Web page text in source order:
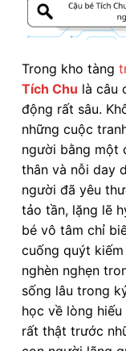
Trong kho tàng
Tích Chu là câu
động rất sâu.
những cuộc
người bằng một
thân và nỗi day
người đã yêu
tảo tần, lặng lẽ
bé vô tâm chỉ
cuống quýt
nghèn nghẹn
sống lâu trong
học về lòng
rất thật trước